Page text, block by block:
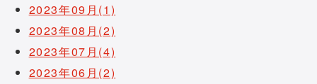
2023年09月(1)
2023年08月(2)
2023年07月(4)
2023年06月(2)